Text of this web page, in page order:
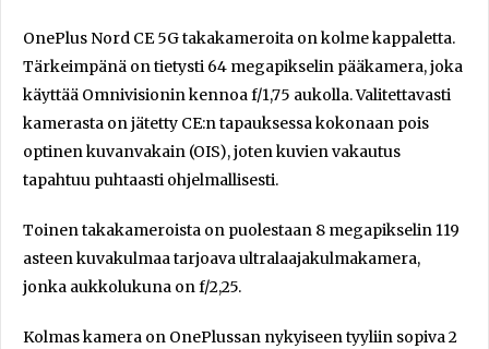
OnePlus Nord CE 5G takakameroita on kolme kappaletta.
Tärkeimpänä on tietysti 64 megapikselin pääkamera, joka
käyttää Omnivisionin kennoa f/1,75 aukolla. Valitettavasti
kamerasta on jätetty CE:n tapauksessa kokonaan pois
optinen kuvanvakain (OIS), joten kuvien vakautus
tapahtuu puhtaasti ohjelmallisesti.
Toinen takakameroista on puolestaan 8 megapikselin 119
asteen kuvakulmaa tarjoava ultralaajakulmakamera,
jonka aukkolukuna on f/2,25.
Kolmas kamera on OnePlussan nykyiseen tyyliin sopiva 2